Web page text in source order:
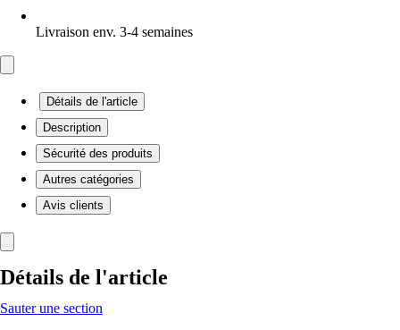
Livraison env. 3-4 semaines
Détails de l'article
Description
Sécurité des produits
Autres catégories
Avis clients
Détails de l'article
Sauter une section